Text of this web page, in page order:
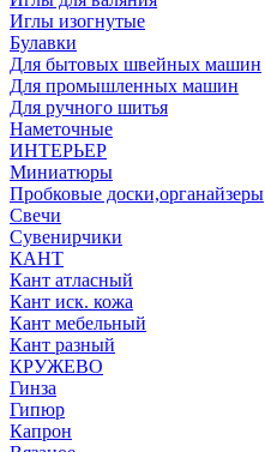
Иглы изогнутые
Булавки
Для бытовых швейных машин
Для промышленных машин
Для ручного шитья
Наметочные
ИНТЕРЬЕР
Миниатюры
Пробковые доски,органайзеры
Свечи
Сувенирчики
КАНТ
Кант атласный
Кант иск. кожа
Кант мебельный
Кант разный
КРУЖЕВО
Гинза
Гипюр
Капрон